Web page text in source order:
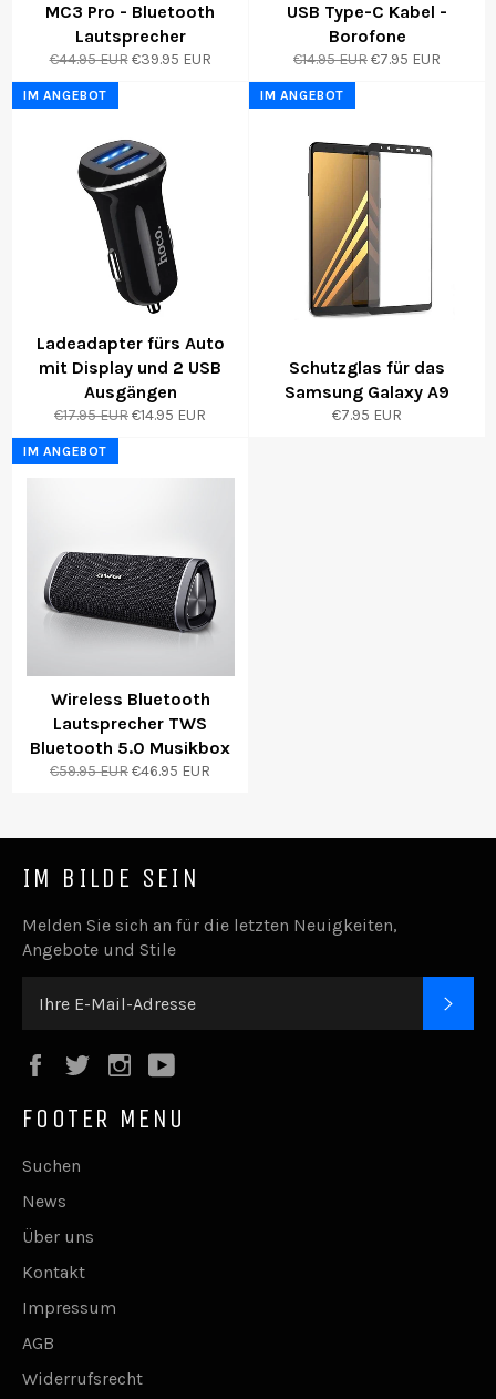
MC3 Pro - Bluetooth
Lautsprecher
Normaler
Preis
€44.95 EUR Sonderpreis
€39.95 EUR
USB Type-C Kabel -
Borofone
Normaler
Preis
€14.95 EURSonderpreis
€7.95 EUR
Ladeadapter fürs Auto
mit Display und 2 USB
Ausgängen
Normaler
Preis
€17.95 EURSonderpreis
€14.95 EUR
IM ANGEBOT
Schutzglas für das
Samsung Galaxy A9
€7.95 EUR
IM ANGEBOT
Wireless Bluetooth
Lautsprecher TWS
Bluetooth 5.0 Musikbox
Normaler
€59.95 EURSonderpreis
€46.95 EUR
IM ANGEBOT
IM BILDE SEIN
Melden Sie sich an für die letzten Neuigkeiten,
Angebote und Stile
Facebook
Twitter Instagram
FOOTER MENU
Suchen
News
Über uns
Kontakt
Impressum
AGB
Widerrufsrecht